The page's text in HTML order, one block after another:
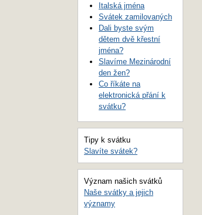
Italská jména
Svátek zamilovaných
Dali byste svým
dětem dvě křestní
jména?
Slavíme Mezinárodní
den žen?
Co říkáte na
elektronická přání k
svátku?
Tipy k svátku
Slavíte svátek?
Význam našich svátků
Naše svátky a jejich
významy